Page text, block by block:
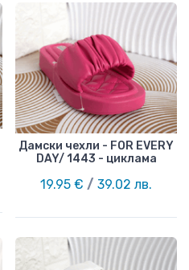
Дамски чехли - FOR EVERY
DAY/ 1443 - циклама
19.95 € / 39.02 лв.